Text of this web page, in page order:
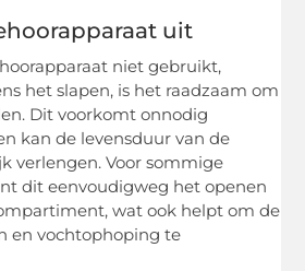
uit
niet gebruikt,
het slapen, is het raadzaam om
Dit voorkomt onnodig
kan de levensduur van de
verlengen. Voor sommige
dit eenvoudigweg het openen
wat ook helpt om de
en vochtophoping te